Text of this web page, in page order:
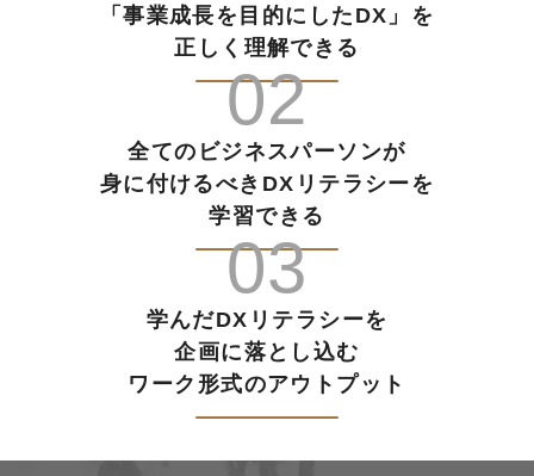
「事業成長を目的にしたDX」を
正しく理解できる
全てのビジネスパーソンが
身に付けるべきDXリテラシーを
学習できる
02
学んだDXリテラシーを
企画に落とし込む
ワーク形式のアウトプット
03